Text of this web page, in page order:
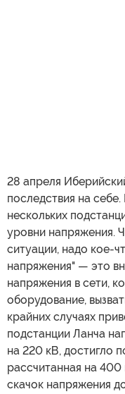
28 апреля
последствия на
нескольких
уровни напряжения.
ситуации, надо кое-
напряжения" — это
напряжения в сети,
оборудование,
крайних случаях
подстанции Ланча
на 220 кВ, достигло
рассчитанная на
скачок напряжения